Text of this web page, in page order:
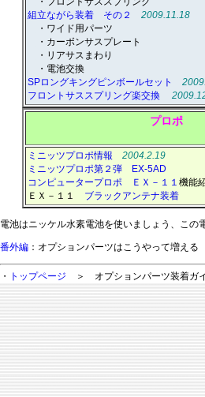
組立ながら装着 その２
2009.11.18
・ワイド用パーツ
・カーボンサスプレート
・リアサスまわり
・電池交換
SPロングキングピンボールセット
フロントサススプリング楽交換
プロポ
ミニッツプロポ情報
2004.2.19
ミニッツプロポ第２弾 EX-5AD
コンピュータープロポ ＥＸ－１１ 機能
ＥＸ－１１ ブラックアンテナ装着
電池はニッケル水素電池を使いましょう、この
番外編 ：オプションパーツはこうやって増える
・ トップページ ＞ オプションパーツ装着ガ